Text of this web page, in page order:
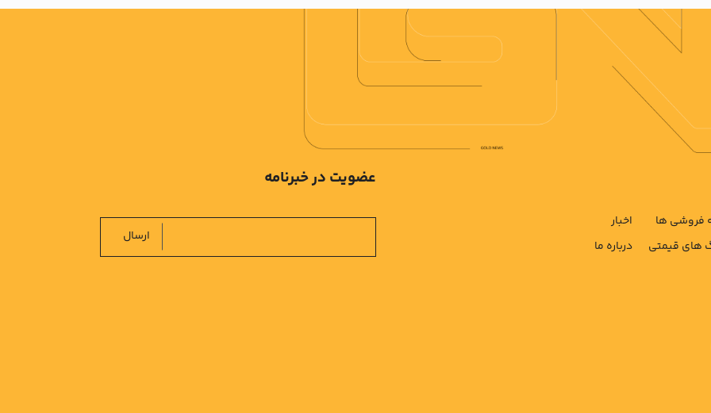
فروشی ها
های قیمتی
اخبار
درباره ما
عضویت در خبرنامه
ارسال